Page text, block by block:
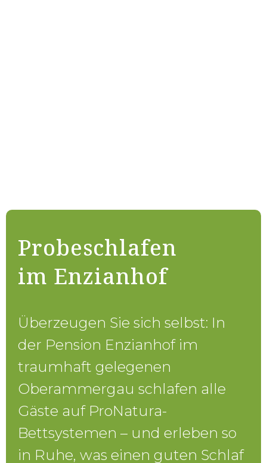
Probeschlafen
im Enzianhof
Überzeugen Sie sich selbst: In
der Pension Enzianhof im
traumhaft gelegenen
Oberammergau schlafen alle
Gäste auf ProNatura-
Bettsystemen – und erleben so
in Ruhe, was einen guten Schlaf